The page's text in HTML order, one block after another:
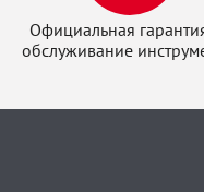
Официальная
обслуживание